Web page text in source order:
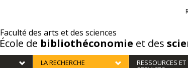
/Faculté des arts et des sciences
École de bibliothéconomie et des
LA RECHERCHE RESSOURCES ET